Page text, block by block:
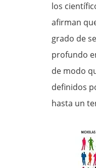
los
afirman
grado de
profundo
de modo
definidos
hasta un